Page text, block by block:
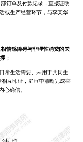
订单及付款记录，直接证明
或生产经营环节，与李某华
情感障碍与非理性消费的关
；
常生活需要、未用于共同生
互印证，庭审中清晰完成举
心确信。